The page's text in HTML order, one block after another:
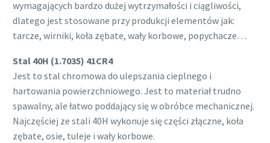
wymagających bardzo dużej wytrzymałości i ciągliwości,
dlatego jest stosowane przy produkcji elementów jak:
tarcze, wirniki, koła zębate, wały korbowe, popychacze…
Stal 40H (1.7035) 41CR4
Jest to stal chromowa do ulepszania cieplnego i
hartowania powierzchniowego. Jest to materiał trudno
spawalny, ale łatwo poddający się w obróbce mechanicznej.
Najczęściej ze stali 40H wykonuje się części złączne, koła
zębate, osie, tuleje i wały korbowe.